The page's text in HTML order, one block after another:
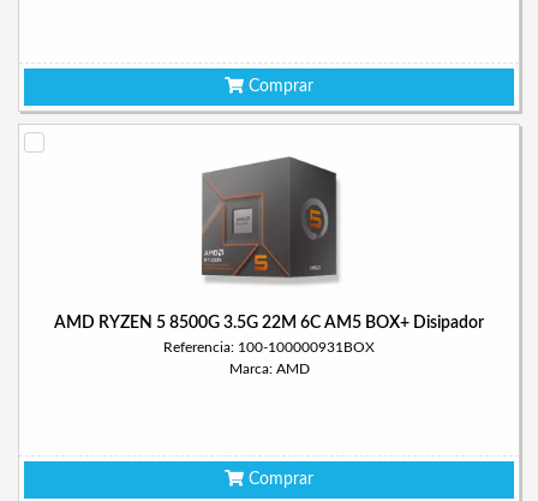
Comprar
AMD RYZEN 5 8500G 3.5G 22M 6C AM5 BOX+ Disipador
Referencia: 100-100000931BOX
Marca: AMD
Comprar